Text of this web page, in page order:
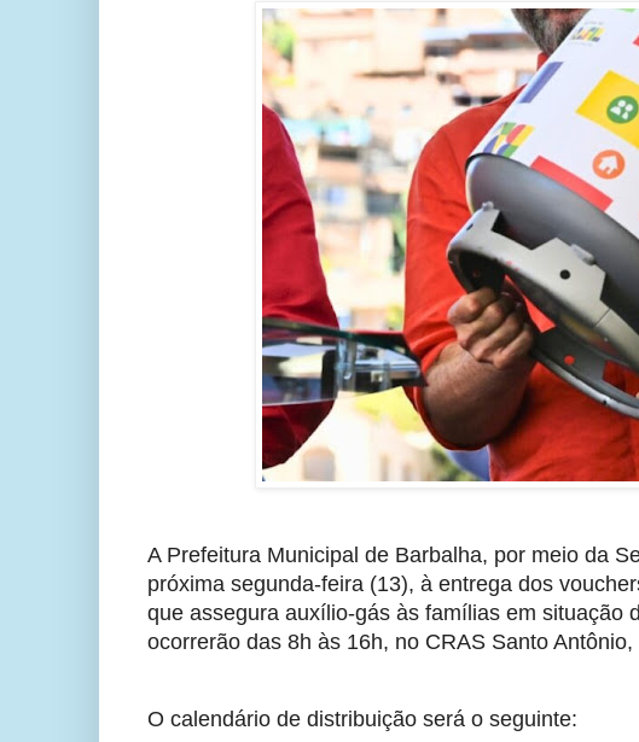
A Prefeitura Municipal de Barbalha, por meio da
próxima segunda-feira (13), à entrega dos
que assegura auxílio-gás às famílias em situação
ocorrerão das 8h às 16h, no CRAS Santo
O calendário de distribuição será o seguinte: